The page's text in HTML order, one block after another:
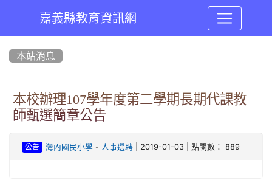
嘉義縣教育資訊網
本站消息
本校辦理107學年度第二學期長期代課教
師甄選簡章公告
公告 灣內國民小學- 人事選聘| 2019-01-03 | 點閱數： 889